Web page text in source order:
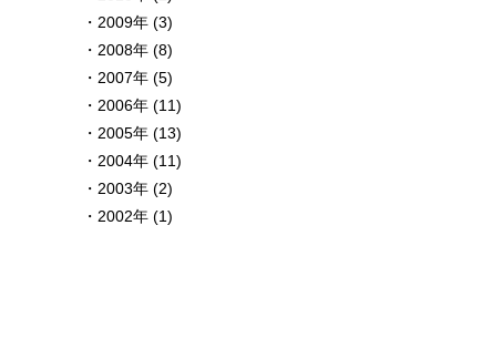
2009年 (3)
2008年 (8)
2007年 (5)
2006年 (11)
2005年 (13)
2004年 (11)
2003年 (2)
2002年 (1)